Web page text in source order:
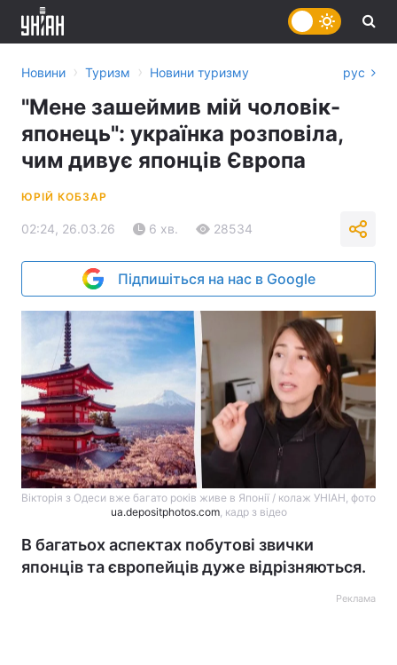
Новини › Туризм › Новини туризму рус
"Мене зашеймив мій чоловік-
японець": українка розповіла,
чим дивує японців Європа
ЮРІЙ КОБЗАР
02:24, 26.03.26 6 хв. 28534
Підпишіться на нас в Google
Вікторія з Одеси вже багато років живе в Японії / колаж УНІАН, фото
ua.depositphotos.com, кадр з відео
В багатьох аспектах побутові звички
японців та європейців дуже відрізняються.
Реклама